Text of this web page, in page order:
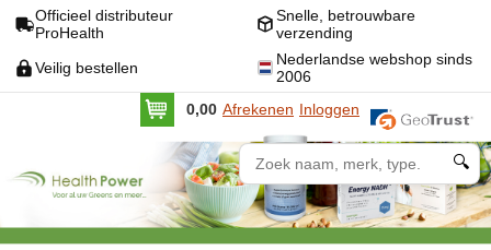
Officieel distributeur
ProHealth
Snelle, betrouwbare
verzending
Veilig bestellen
Nederlandse webshop sinds
2006
0,00 Afrekenen Inloggen
🔍